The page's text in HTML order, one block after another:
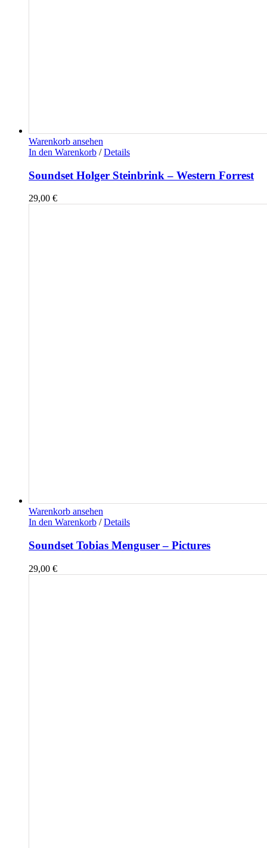
Warenkorb ansehen
In den Warenkorb / Details
Soundset Holger Steinbrink – Western Forrest
29,00 €
Warenkorb ansehen
In den Warenkorb / Details
Soundset Tobias Menguser – Pictures
29,00 €